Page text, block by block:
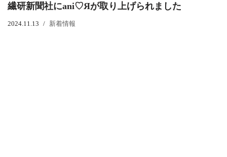
キ
ッ
繊研新聞社にani♡Яが取り上げられました
2024.11.13 新着情報